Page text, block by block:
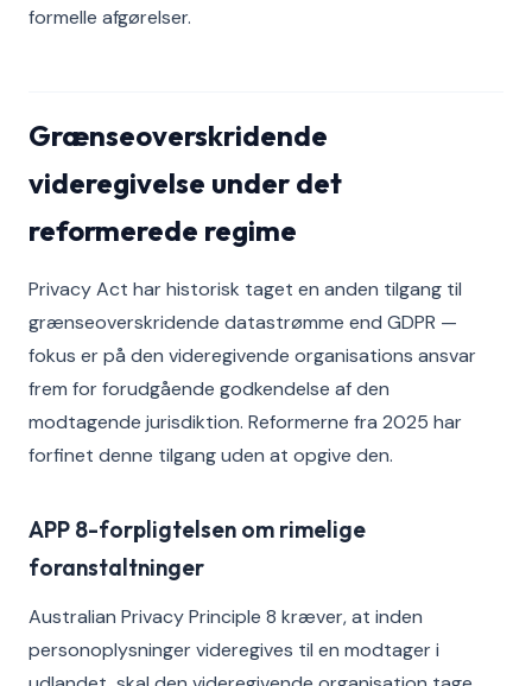
formelle afgørelser.
Grænseoverskridende
videregivelse under det
reformerede regime
Privacy Act har historisk taget en anden tilgang til
grænseoverskridende datastrømme end GDPR —
fokus er på den videregivende organisations ansvar
frem for forudgående godkendelse af den
modtagende jurisdiktion. Reformerne fra 2025 har
forfinet denne tilgang uden at opgive den.
APP 8-forpligtelsen om rimelige
foranstaltninger
Australian Privacy Principle 8 kræver, at inden
personoplysninger videregives til en modtager i